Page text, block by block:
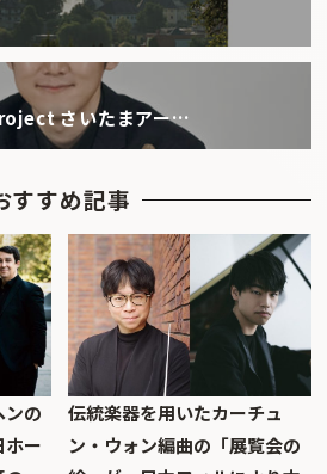
さいたまアー…
すすめ記事
ンの
ホー
伝統楽器を用いたカーチュ
ン・ウォン編曲の「展覧会の